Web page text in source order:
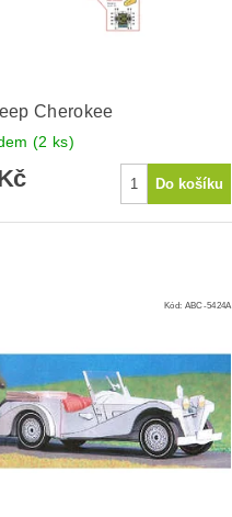
Cherokee
(2 ks)
Kód: ABC-5424A